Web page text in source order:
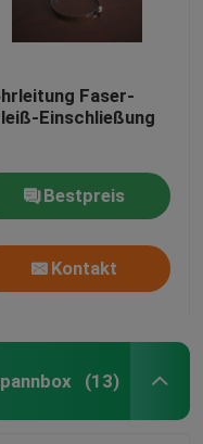
Faser-
Einschließung
Bestpreis
Kontakt
(13)